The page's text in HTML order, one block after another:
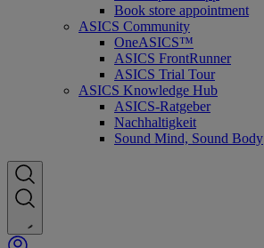
Book store appointment
ASICS Community
OneASICS™
ASICS FrontRunner
ASICS Trial Tour
ASICS Knowledge Hub
ASICS-Ratgeber
Nachhaltigkeit
Sound Mind, Sound Body